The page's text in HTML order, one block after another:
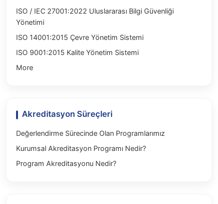
ISO / IEC 27001:2022 Uluslararası Bilgi Güvenliği
Yönetimi
ISO 14001:2015 Çevre Yönetim Sistemi
ISO 9001:2015 Kalite Yönetim Sistemi
More
Akreditasyon Süreçleri
Değerlendirme Sürecinde Olan Programlarımız
Kurumsal Akreditasyon Programı Nedir?
Program Akreditasyonu Nedir?